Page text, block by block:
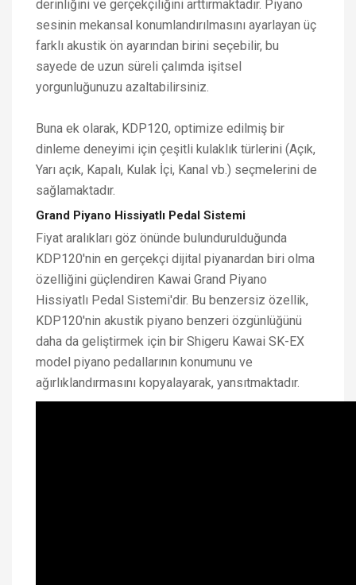
derinliğini ve gerçekçiliğini arttırmaktadır. Piyano
sesinin mekansal konumlandırılmasını ayarlayan üç
farklı akustik ön ayarından birini seçebilir, bu
sayede de uzun süreli çalımda işitsel
yorgunluğunuzu azaltabilirsiniz.
Buna ek olarak, KDP120, optimize edilmiş bir
dinleme deneyimi için çeşitli kulaklık türlerini (Açık,
Yarı açık, Kapalı, Kulak İçi, Kanal vb.) seçmelerini de
sağlamaktadır.
Grand Piyano Hissiyatlı Pedal Sistemi
Fiyat aralıkları göz önünde bulundurulduğunda
KDP120'nin en gerçekçi dijital piyanardan biri olma
özelliğini güçlendiren Kawai Grand Piyano
Hissiyatlı Pedal Sistemi'dir. Bu benzersiz özellik,
KDP120'nin akustik piyano benzeri özgünlüğünü
daha da geliştirmek için bir Shigeru Kawai SK-EX
model piyano pedallarının konumunu ve
ağırlıklandırmasını kopyalayarak, yansıtmaktadır.